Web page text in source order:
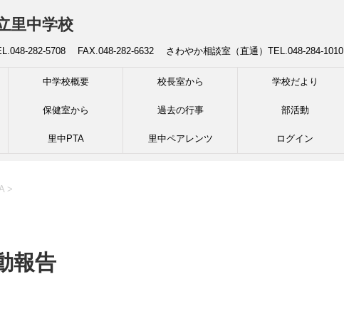
里中学校
282-5708 FAX.048-282-6632 さわやか相談室（直通）TEL.048-284-1010
中学校概要 校長室から 学校だより
保健室から 過去の行事 部活動
里中PTA 里中ペアレンツ ログイン
>
報告